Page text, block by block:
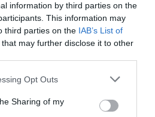
information by third parties on the
This information may
third parties on the IAB’s List of
that may further disclose it to other
app uses one or more Google
behaviour. You may click to
and its third-party tags to
Opt Outs
Sharing of my